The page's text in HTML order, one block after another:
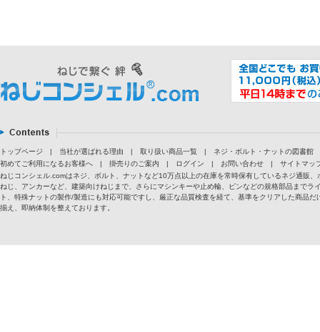
トップページ | 当社が選ばれる理由 | 取り扱い商品一覧 |
ネジ・ボルト・ナットの図書館
初めてご利用になるお客様へ
| 掛売りのご案内 | ログイン | お問い合わせ |
サイトマッ
ねじコンシェル.comはネジ、ボルト、ナットなど10万点以上の在庫を常時保有しているネジ通販
ねじ、アンカーなど、建築向けねじまで、さらにマシンキーや止め輪、ピンなどの規格部品まで
ト、特殊ナットの製作/製造にも対応可能ですし、厳正な品質検査を経て、基準をクリアした商品
揃え、即納体制を整えております。